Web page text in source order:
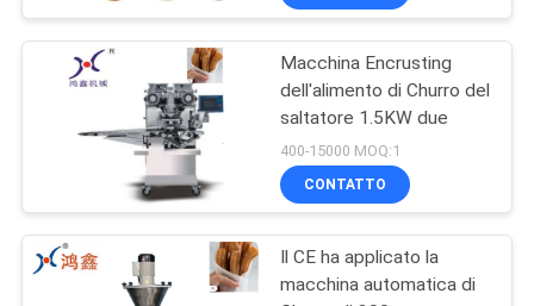
SU
ALLA
FABBRICA
Pita Bread
Production Line
9
84
Macchina Encrusting
dell'alimento di Churro del
saltatore 1.5KW due
400-15000 MOQ:1
CONTATTO
Il CE ha applicato la
macchina automatica di